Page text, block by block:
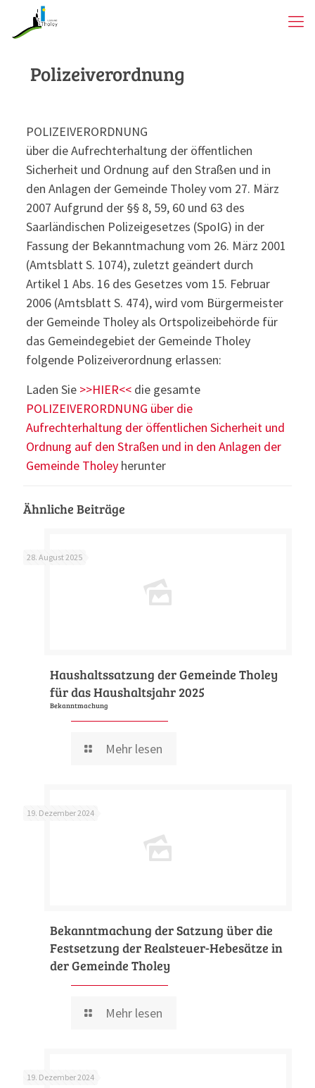
Polizeiverordnung
POLIZEIVERORDNUNG
über die Aufrechterhaltung der öffentlichen
Sicherheit und Ordnung auf den Straßen und in
den Anlagen der Gemeinde Tholey vom 27. März
2007 Aufgrund der §§ 8, 59, 60 und 63 des
Saarländischen Polizeigesetzes (SpoIG) in der
Fassung der Bekanntmachung vom 26. März 2001
(Amtsblatt S. 1074), zuletzt geändert durch
Artikel 1 Abs. 16 des Gesetzes vom 15. Februar
2006 (Amtsblatt S. 474), wird vom Bürgermeister
der Gemeinde Tholey als Ortspolizeibehörde für
das Gemeindegebiet der Gemeinde Tholey
folgende Polizeiverordnung erlassen:
Laden Sie >>HIER<<die gesamte
POLIZEIVERORDNUNG über die
Aufrechterhaltung der öffentlichen Sicherheit und
Ordnung auf den Straßen und in den Anlagen der
Gemeinde Tholeyherunter
Ähnliche Beiträge
28. August 2025
Haushaltssatzung der Gemeinde Tholey
für das Haushaltsjahr 2025
Bekanntmachung
Mehr lesen
19. Dezember 2024
Bekanntmachung der Satzung über die
Festsetzung der Realsteuer-Hebesätze in
der Gemeinde Tholey
Mehr lesen
19. Dezember 2024